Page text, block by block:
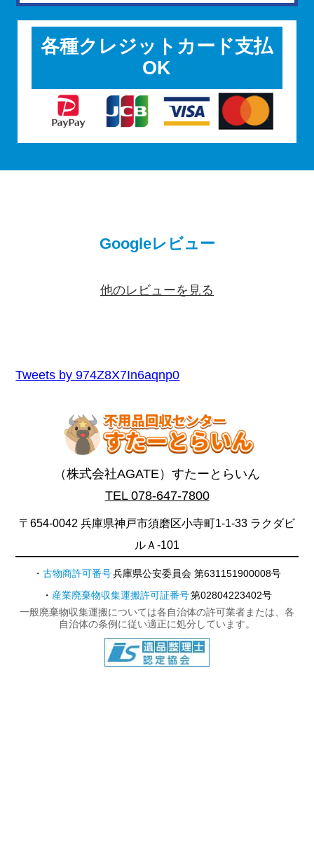
各種クレジットカード支払
OK
Googleレビュー
他のレビューを見る
Tweets by 974Z8X7In6aqnp0
（株式会社AGATE）すたーとらいん
TEL 078-647-7800
〒654-0042 兵庫県神戸市須磨区小寺町1-1-33 ラクダビ
ルＡ-101
古物商許可番号兵庫県公安委員会 第631151900008号
産業廃棄物収集運搬許可証番号第02804223402号
一般廃棄物収集運搬については各自治体の許可業者または、各
自治体の条例に従い適正に処分しています。